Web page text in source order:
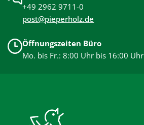
+49 2962 9711-0
post@pieperholz.de
Öffnungszeiten Büro
Mo. bis Fr.: 8:00 Uhr bis 16:00 Uhr